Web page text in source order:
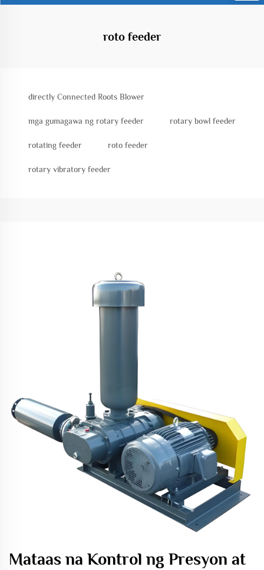
roto feeder
directly Connected Roots Blower
mga gumagawa ng rotary feeder rotary bowl feeder
rotating feeder roto feeder
rotary vibratory feeder
Mataas na Kontrol ng Presyon at